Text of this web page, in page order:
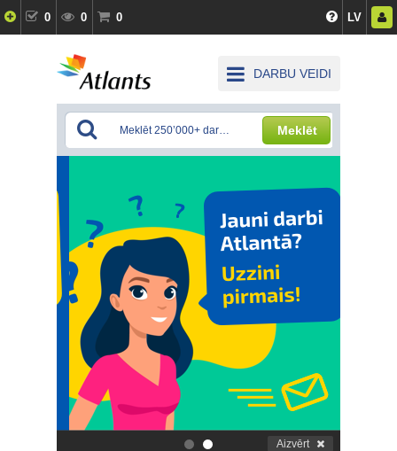
0 0 0 LV
DARBU VEIDI
Meklēt
. Aizvērt